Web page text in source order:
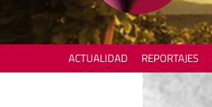
ACTUALIDAD REPORTAJES